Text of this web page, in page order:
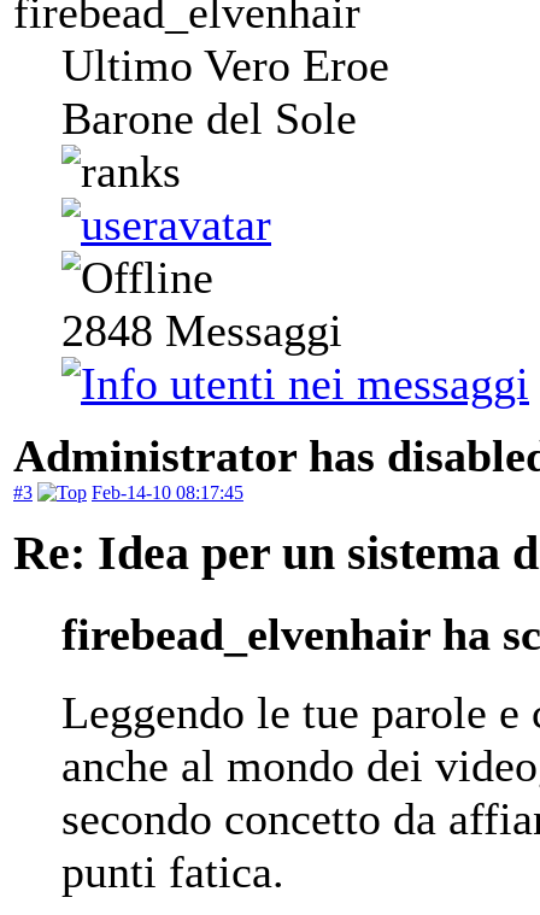
firebead_elvenhair
Ultimo Vero Eroe
Barone del Sole
2848 Messaggi
Administrator has
#3 Feb-14-10 08:17:45
Re: Idea per un sistema
firebead_elvenhair ha
Leggendo le tue parole
anche al mondo dei
secondo concetto da
punti fatica.